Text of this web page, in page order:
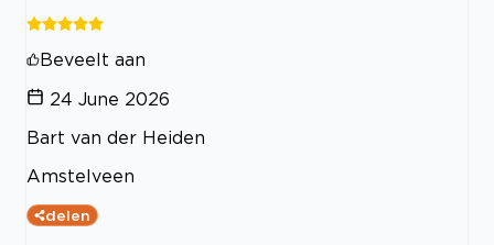
Beveelt aan
24 June 2026
Bart van der Heiden
Amstelveen
delen